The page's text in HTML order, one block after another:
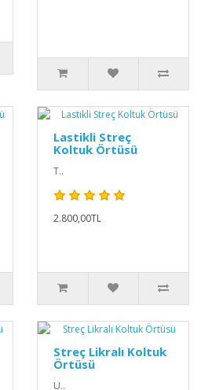
Lastikli Streç
Koltuk Örtüsü
T..
2.800,00TL
Streç Likralı Koltuk
Örtüsü
U..